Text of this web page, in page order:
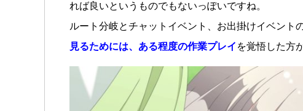
れば良いというものでもないっぽいですね。
ルート分岐とチャットイベント、お出掛けイベント
見るためには、ある程度の作業プレイ を覚悟した方